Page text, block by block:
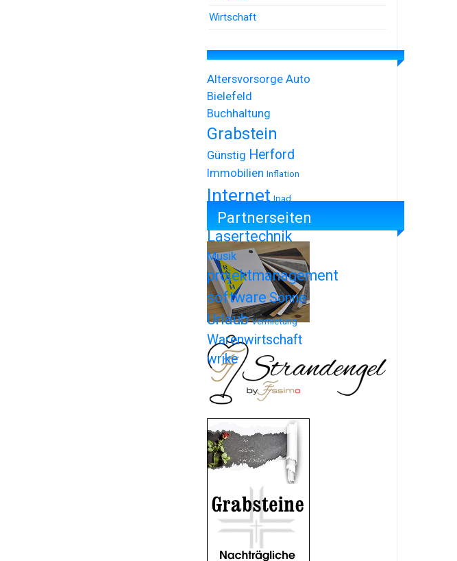
Wirtschaft
Altersvorsorge Auto
Bielefeld
Buchhaltung
Grabstein
Günstig Herford
Immobilien Inflation
Internet Ipad
Iphone
Lasertechnik
Musik
projektmanagement
softwareSonne
Urlaub Vermietung
Warenwirtschaft
wrike
Partnerseiten